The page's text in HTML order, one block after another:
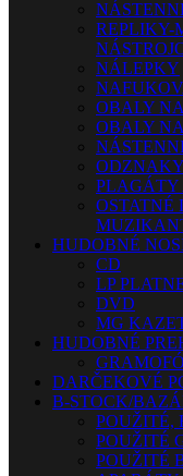
REPLIKY-
NÁLEPKY
OBALY
OBALY
ODZNAKY
PLAGÁTY
OSTATNÉ
HUDOBNÉ
CD
LP
DVD
MG
HUDOBNÉ
DARČEKOVÉ
B-STOCK/
POUŽITÉ,
POUŽITÉ
POUŽITÉ